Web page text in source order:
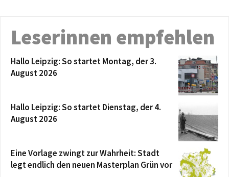
Leserinnen empfehlen
Hallo Leipzig: So startet Montag, der 3.
August 2026
Hallo Leipzig: So startet Dienstag, der 4.
August 2026
Eine Vorlage zwingt zur Wahrheit: Stadt
legt endlich den neuen Masterplan Grün vor